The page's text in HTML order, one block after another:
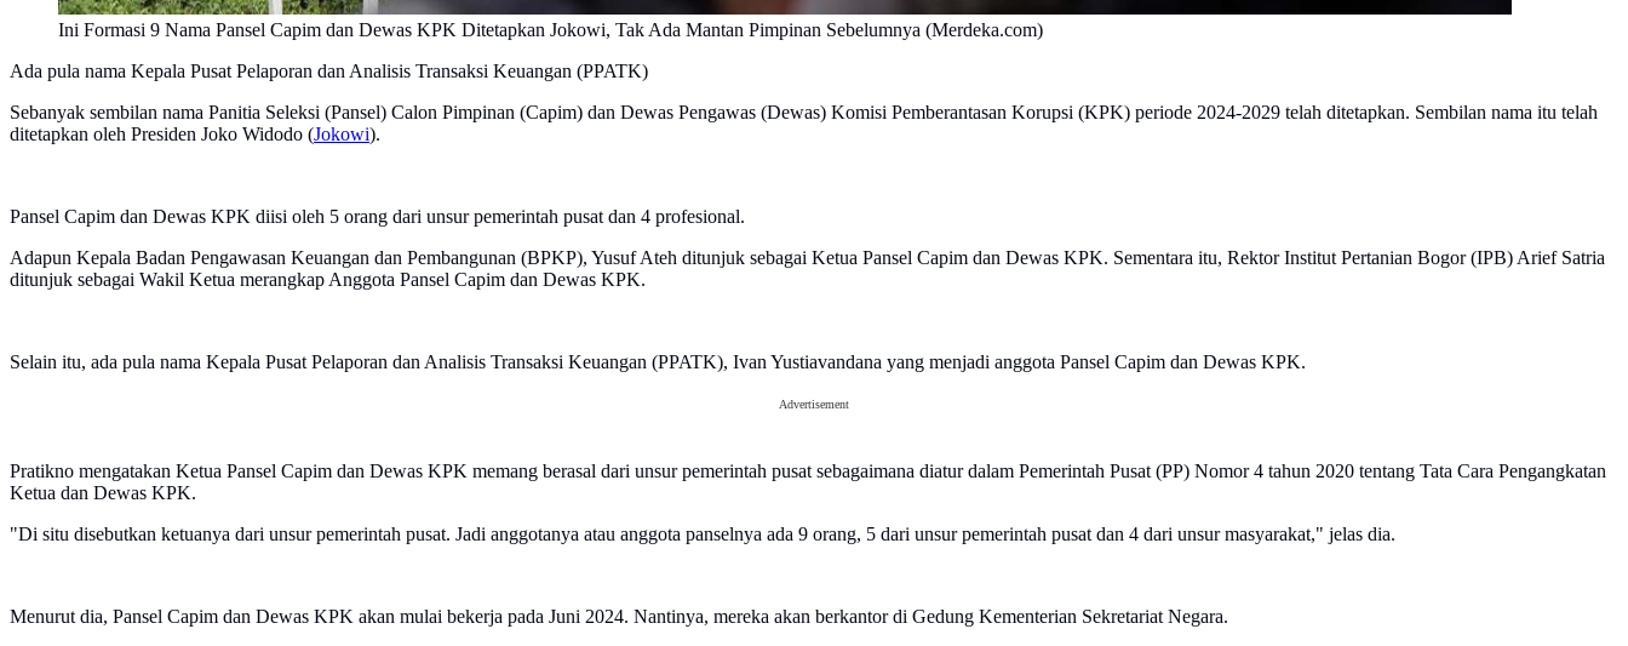
Ini Formasi 9 Nama Pansel Capim dan Dewas KPK Ditetapkan Jokowi, Tak Ada Mantan Pimpinan Sebelumnya (Merdeka.com)
Ada pula nama Kepala Pusat Pelaporan dan Analisis Transaksi Keuangan (PPATK)
Sebanyak sembilan nama Panitia Seleksi (Pansel) Calon Pimpinan (Capim) dan Dewas Pengawas (Dewas) Komisi Pemberantasan Korupsi (KPK) periode 2024-2029 telah ditetapkan. Sembilan nama itu telah
ditetapkan oleh Presiden Joko Widodo (Jokowi).
Pansel Capim dan Dewas KPK diisi oleh 5 orang dari unsur pemerintah pusat dan 4 profesional.
Adapun Kepala Badan Pengawasan Keuangan dan Pembangunan (BPKP), Yusuf Ateh ditunjuk sebagai Ketua Pansel Capim dan Dewas KPK. Sementara itu, Rektor Institut Pertanian Bogor (IPB) Arief Satria
ditunjuk sebagai Wakil Ketua merangkap Anggota Pansel Capim dan Dewas KPK.
Selain itu, ada pula nama Kepala Pusat Pelaporan dan Analisis Transaksi Keuangan (PPATK), Ivan Yustiavandana yang menjadi anggota Pansel Capim dan Dewas KPK.
Advertisement
Pratikno mengatakan Ketua Pansel Capim dan Dewas KPK memang berasal dari unsur pemerintah pusat sebagaimana diatur dalam Pemerintah Pusat (PP) Nomor 4 tahun 2020 tentang Tata Cara Pengangkatan
Ketua dan Dewas KPK.
"Di situ disebutkan ketuanya dari unsur pemerintah pusat. Jadi anggotanya atau anggota panselnya ada 9 orang, 5 dari unsur pemerintah pusat dan 4 dari unsur masyarakat," jelas dia.
Menurut dia, Pansel Capim dan Dewas KPK akan mulai bekerja pada Juni 2024. Nantinya, mereka akan berkantor di Gedung Kementerian Sekretariat Negara.